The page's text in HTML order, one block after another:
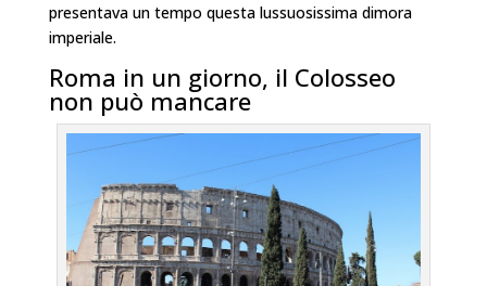
presentava un tempo questa lussuosissima dimora
imperiale.
Roma in un giorno, il Colosseo
non può mancare